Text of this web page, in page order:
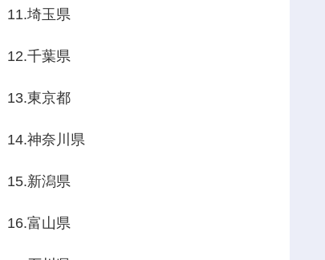
11.埼玉県
12.千葉県
13.東京都
14.神奈川県
15.新潟県
16.富山県